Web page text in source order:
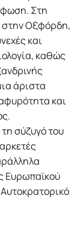
Στη
στην Οξφόρδη,
και
καθώς
άριστα
και
σύζυγό του
Ευρωπαϊκού